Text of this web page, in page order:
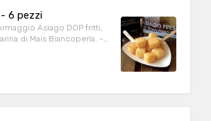
6 pezzi
Asiago DOP fritti,
di Mais Biancoperla. -